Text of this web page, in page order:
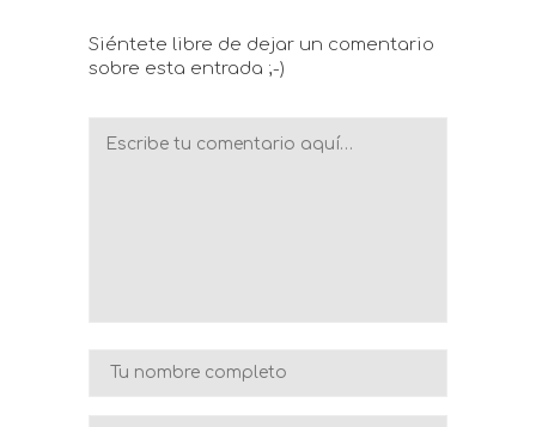
Siéntete libre de dejar un comentario
sobre esta entrada ;-)